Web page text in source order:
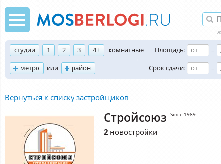
студии 1 2 3 4+
комнатные
метро
или район
Площадь:
–
Срок сдачи:
–
Вернуться к списку застройщиков
Стройсоюз Since 1989
2 новостройки